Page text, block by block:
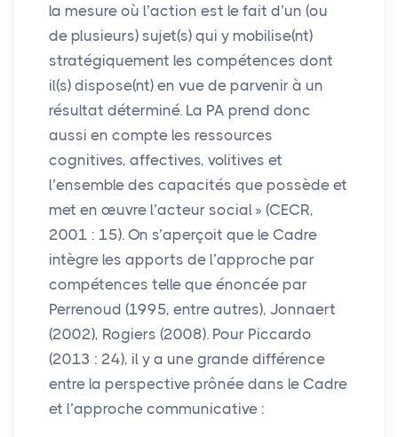
la mesure où l’action est le fait d’un (ou
de plusieurs) sujet(s) qui y mobilise(nt)
stratégiquement les compétences dont
il(s) dispose(nt) en vue de parvenir à un
résultat déterminé. La PA prend donc
aussi en compte les ressources
cognitives, affectives, volitives et
l’ensemble des capacités que possède et
met en œuvre l’acteur social » (CECR,
2001 : 15). On s’aperçoit que le Cadre
intègre les apports de l’approche par
compétences telle que énoncée par
Perrenoud (1995, entre autres), Jonnaert
(2002), Rogiers (2008). Pour Piccardo
(2013 : 24), il y a une grande différence
entre la perspective prônée dans le Cadre
et l’approche communicative :